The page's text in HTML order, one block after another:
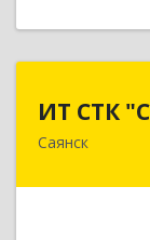
ИТ СТК
Саянск666303,